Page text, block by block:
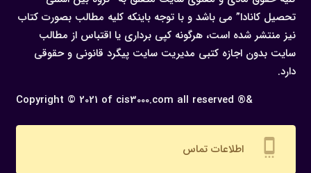
تحصیل کانادا” می باشد و با توجه باینکه کلیه مطالب بصورت کتاب
نیز منتشر شده است، هرگونه كپی برداری یا اقتباس از مطالب
سایت بدون اجازه كتبی مدیریت سایت پیگرد قانونی و حقوقی
دارد.
Copyright © 2021 of cis3000.com all reserved ®&
settings_cell اطلاعات تماس